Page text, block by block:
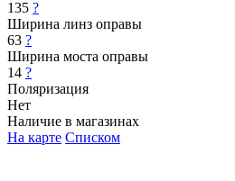
135 ?
Ширина линз оправы
63 ?
Ширина моста оправы
14 ?
Поляризация
Нет
Наличие в магазинах
На карте Списком